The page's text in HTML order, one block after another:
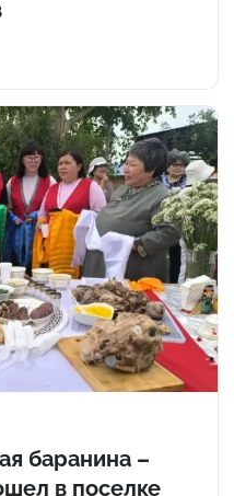
баранина –
в поселке